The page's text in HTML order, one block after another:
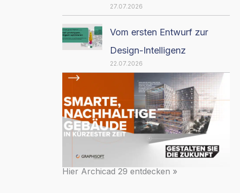
27.07.2026
Vom ersten Entwurf zur
Design-Intelligenz
22.07.2026
Hier Archicad 29 entdecken »